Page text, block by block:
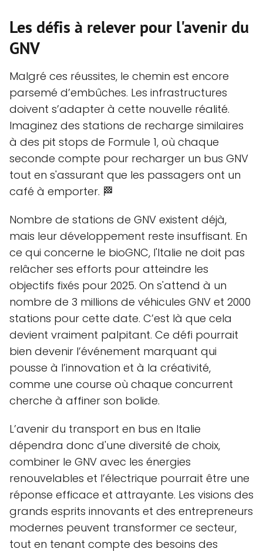
Les défis à relever pour l'avenir du
GNV
Malgré ces réussites, le chemin est encore
parsemé d’embûches. Les infrastructures
doivent s’adapter à cette nouvelle réalité.
Imaginez des stations de recharge similaires
à des pit stops de Formule 1, où chaque
seconde compte pour recharger un bus GNV
tout en s'assurant que les passagers ont un
café à emporter. 🏁
Nombre de stations de GNV existent déjà,
mais leur développement reste insuffisant. En
ce qui concerne le bioGNC, l'Italie ne doit pas
relâcher ses efforts pour atteindre les
objectifs fixés pour 2025. On s'attend à un
nombre de 3 millions de véhicules GNV et 2000
stations pour cette date. C’est là que cela
devient vraiment palpitant. Ce défi pourrait
bien devenir l’événement marquant qui
pousse à l’innovation et à la créativité,
comme une course où chaque concurrent
cherche à affiner son bolide.
L’avenir du transport en bus en Italie
dépendra donc d'une diversité de choix,
combiner le GNV avec les énergies
renouvelables et l’électrique pourrait être une
réponse efficace et attrayante. Les visions des
grands esprits innovants et des entrepreneurs
modernes peuvent transformer ce secteur,
tout en tenant compte des besoins des